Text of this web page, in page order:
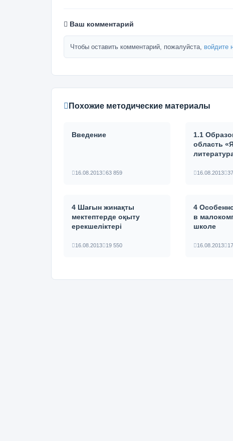
Ваш комментарий
Чтобы оставить комментарий, пожалуйста, войдите
Похожие методические материалы
Введение
16.08.2013 63 859
1.1
область
16.08.2013
4 Шағын жинақты
мектептерде оқыту
ерекшеліктері
16.08.2013 19 550
4
в
школе
16.08.2013